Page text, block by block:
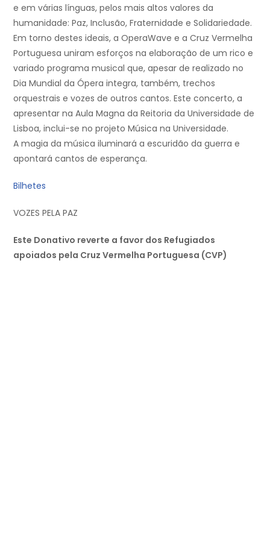
e em várias línguas, pelos mais altos valores da
humanidade: Paz, Inclusão, Fraternidade e Solidariedade.
Em torno destes ideais, a OperaWave e a Cruz Vermelha
Portuguesa uniram esforços na elaboração de um rico e
variado programa musical que, apesar de realizado no
Dia Mundial da Ópera integra, também, trechos
orquestrais e vozes de outros cantos. Este concerto, a
apresentar na Aula Magna da Reitoria da Universidade de
Lisboa, inclui-se no projeto Música na Universidade.
A magia da música iluminará a escuridão da guerra e
apontará cantos de esperança.
Bilhetes
VOZES PELA PAZ
Este Donativo reverte a favor dos Refugiados
apoiados pela Cruz Vermelha Portuguesa (CVP)